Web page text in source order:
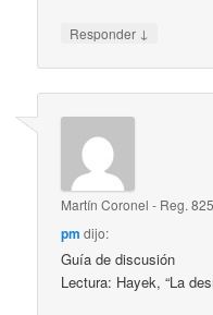
Responder ↓
Martín Coronel - Reg.
pm dijo:
Guía de discusión
Lectura: Hayek, “La